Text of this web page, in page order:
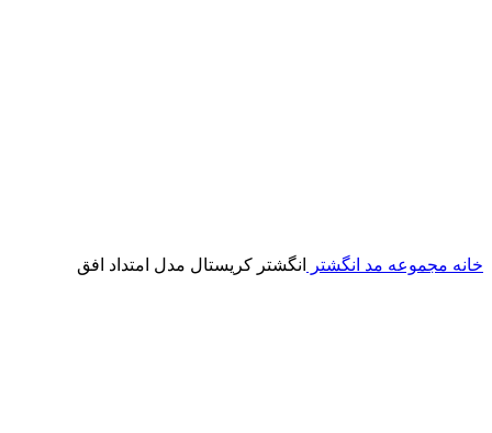
خانه مجموعه مد انگشتر انگشتر کریستال مدل امتداد افق